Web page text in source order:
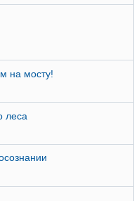
на мосту!
леса